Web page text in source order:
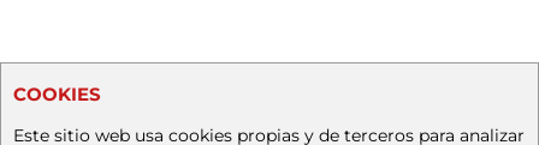
COOKIES
Este sitio web usa cookies propias y de terceros para analizar